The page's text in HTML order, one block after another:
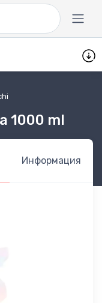
1000 ml
Информация